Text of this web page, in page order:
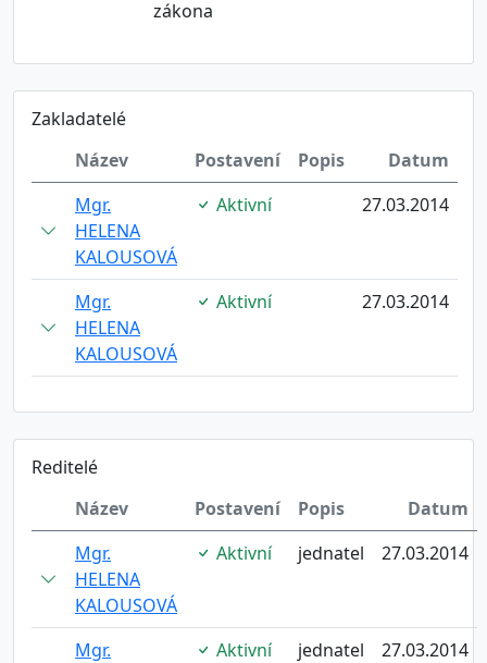
zákona
Zakladatelé
Název
Postavení Popis
Datum
Mgr.
HELENA
KALOUSOVÁ
Aktivní 27.03.2014
Mgr.
HELENA
KALOUSOVÁ
Aktivní 27.03.2014
Reditelé
Název
Postavení Popis
Datum
Mgr.
HELENA
KALOUSOVÁ
Aktivní jednatel 27.03.2014
Mgr.
Aktivní jednatel 27.03.2014